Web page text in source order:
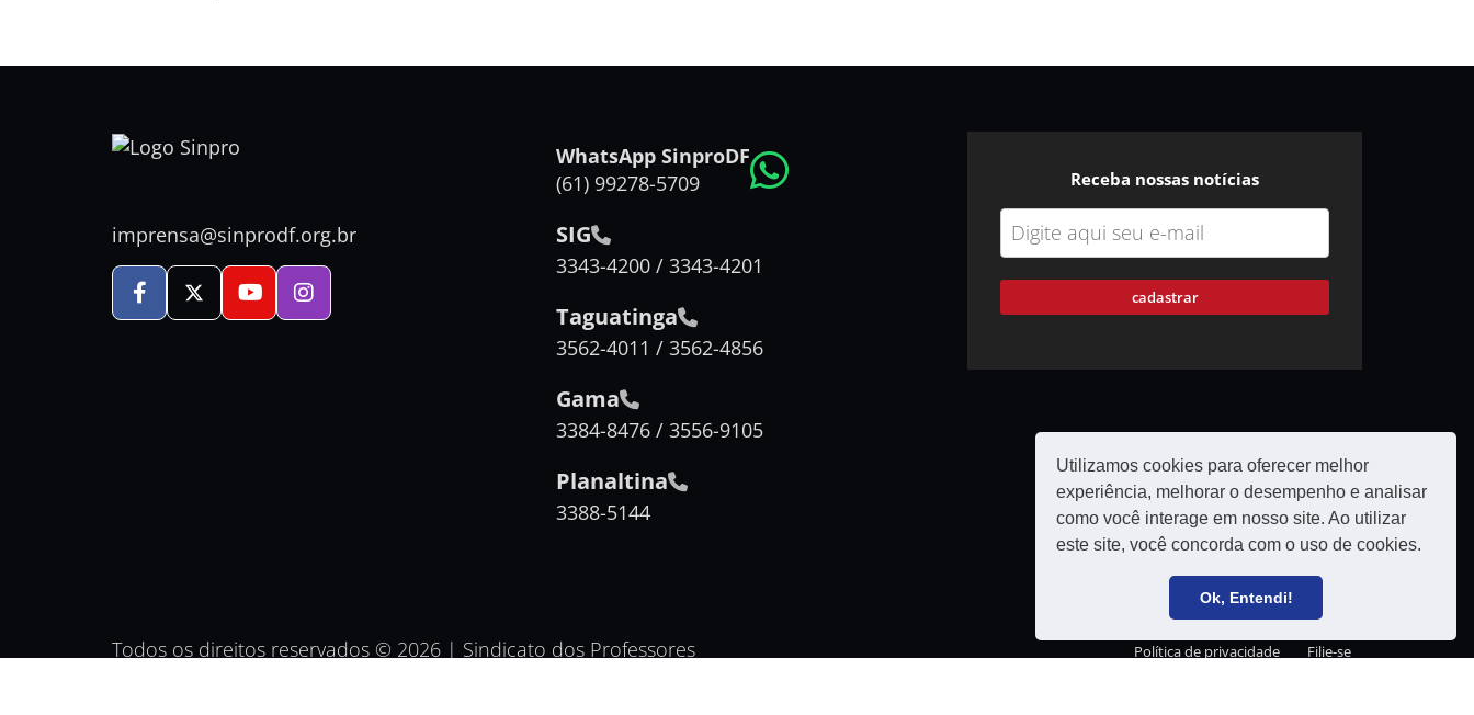
Utilizamos cookies para oferecer melhor
experiência, melhorar o desempenho e analisar
como você interage em nosso site. Ao utilizar
este site, você concorda com o uso de cookies.
Ok, Entendi!
imprensa@sinprodf.org.br
WhatsApp SinproDF
(61) 99278-5709
SIG
3343-4200 / 3343-4201
Taguatinga
3562-4011 / 3562-4856
Gama
3384-8476 / 3556-9105
Planaltina
3388-5144
Receba nossas notícias
cadastrar
Política de privacidade Filie-se
Todos os direitos reservados © 2026 | Sindicato dos Professores